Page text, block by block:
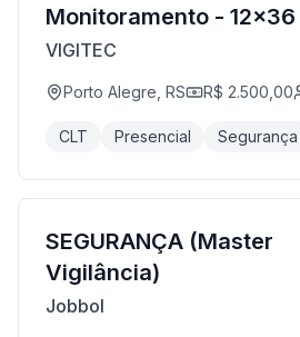
Monitoramento - 12x36
VIGITEC
Porto Alegre, RS R$ 2.500,00
CLT Presencial Segurança
SEGURANÇA (Master
Vigilância)
Jobbol